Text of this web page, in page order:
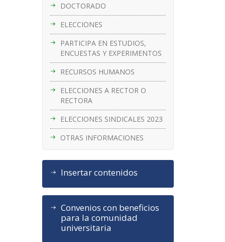
DOCTORADO
ELECCIONES
PARTICIPA EN ESTUDIOS,
ENCUESTAS Y EXPERIMENTOS
RECURSOS HUMANOS
ELECCIONES A RECTOR O
RECTORA
ELECCIONES SINDICALES 2023
OTRAS INFORMACIONES
Insertar contenidos
Convenios con beneficios
para la comunidad
universitaria